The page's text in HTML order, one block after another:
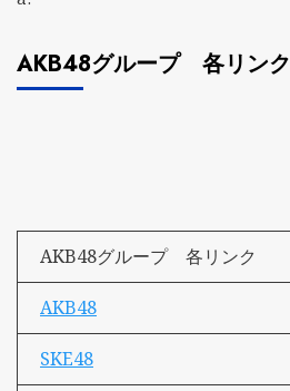
AKB48グループ 各リンク
AKB48グループ 各リンク
AKB48
SKE48